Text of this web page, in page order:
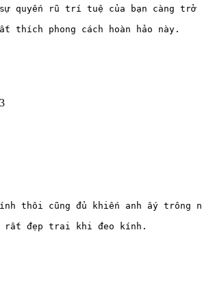
quyến rũ trí tuệ của bạn càng trở
thích phong cách hoàn hảo này.
thôi cũng đủ khiến anh ấy trông
rất đẹp trai khi đeo kính.